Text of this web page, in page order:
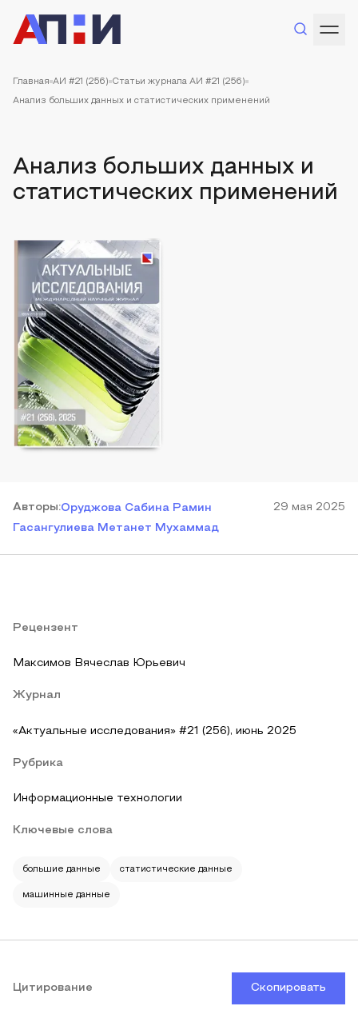
Главная АИ #21 (256) Статьи журнала АИ #21 (256)
Анализ больших данных и статистических применений
Анализ больших данных и
статистических применений
Авторы:Оруджова Сабина Рамин
Гасангулиева Метанет Мухаммад
29 мая 2025
Рецензент
Максимов Вячеслав Юрьевич
Журнал
«Актуальные исследования» #21 (256), июнь 2025
Рубрика
Информационные технологии
Ключевые слова
большие данные статистические данные
машинные данные
Цитирование Скопировать